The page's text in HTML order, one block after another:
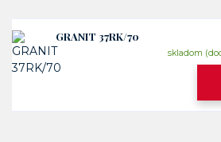
GRANIT 37RK/70
skladom